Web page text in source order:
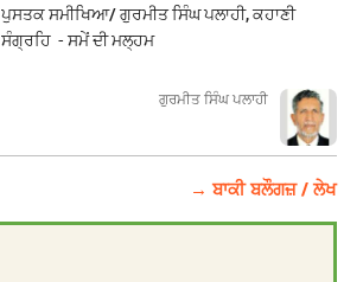
ਪੁਸਤਕ ਸਮੀਖਿਆ/ ਗੁਰਮੀਤ ਸਿੰਘ ਪਲਾਹੀ, ਕਹਾਣੀ
ਸੰਗ੍ਰਹਿ - ਸਮੇਂ ਦੀ ਮਲ੍ਹਮ
ਗੁਰਮੀਤ ਸਿੰਘ ਪਲਾਹੀ
→ ਬਾਕੀ ਬਲੌਗਜ਼ / ਲੇਖ